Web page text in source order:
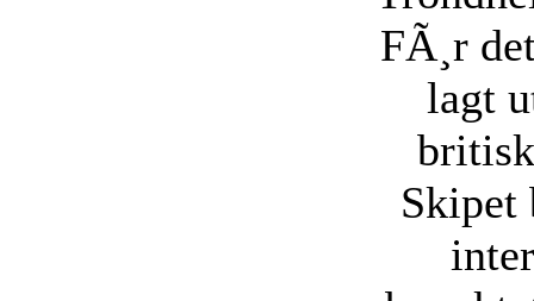
FÃ¸r
lagt
Skipet